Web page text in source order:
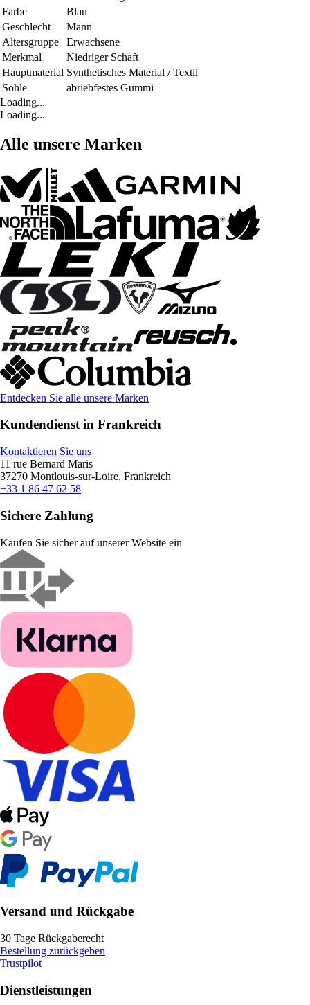
Farbe
Blau
Geschlecht
Mann
Altersgruppe
Erwachsene
Merkmal
Niedriger Schaft
Hauptmaterial Synthetisches Material / Textil
Sohle
abriebfestes Gummi
Loading...
Loading...
Alle unsere Marken
Entdecken Sie alle unsere Marken
Kundendienst in Frankreich
Kontaktieren Sie uns
11 rue Bernard Maris
37270 Montlouis-sur-Loire, Frankreich
+33 1 86 47 62 58
Sichere Zahlung
Kaufen Sie sicher auf unserer Website ein
Versand und Rückgabe
30 Tage Rückgaberecht
Bestellung zurückgeben
Trustpilot
Dienstleistungen